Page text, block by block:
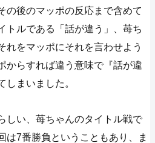
の後のマッポの反応まで含めて
トルである「話が違う」、苺ち
れをマッポにそれを言わせよう
からすれば違う意味で『話が違
しまいました。
しい、苺ちゃんのタイトル戦で
は7番勝負ということもあり、ま